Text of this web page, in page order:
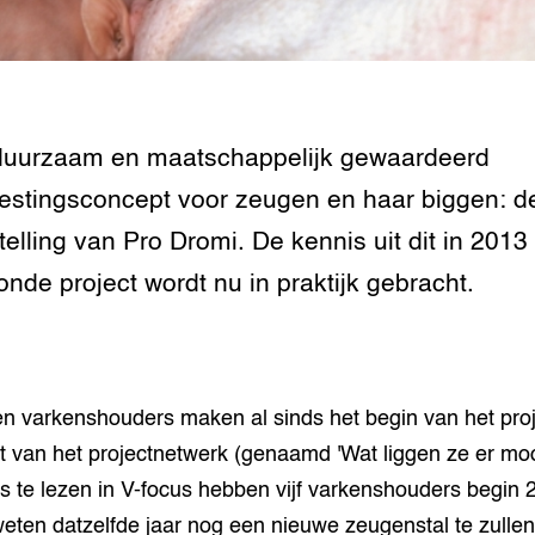
omgaan met de
voor varkens
en maatschappelijk gewaardeerd
voor zeugen en haar biggen:
van Pro Dromi. De kennis uit dit in 2013
project wordt nu in praktijk gebracht.
varkenshouders maken al sinds het begin van het
van het projectnetwerk (genaamd 'Wat liggen ze er
te lezen in V-focus hebben vijf varkenshouders begin
datzelfde jaar nog een nieuwe zeugenstal te zullen